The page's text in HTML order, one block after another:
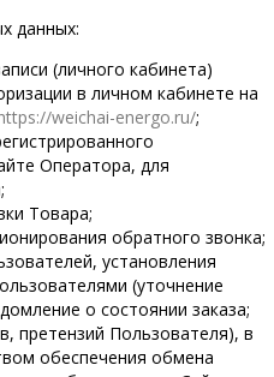
данных:
(личного кабинета)
в личном кабинете на
weichai-energo.ru/;
Оператора, для
Товара;
обратного звонка;
установления
(уточнение
о состоянии заказа;
претензий Пользователя), в
обеспечения обмена